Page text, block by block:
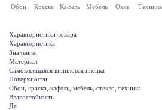
Обои Краска Кафель Мебель Окна Техника
Характеристики товара
Характеристика
Значение
Материал
Самоклеящаяся виниловая пленка
Поверхности
Обои, краска, кафель, мебель, стекло, техника
Влагостойкость
Да